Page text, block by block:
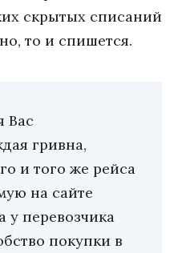
скрытых списаний
то и спишется.
Вас
гривна,
и того же рейса
на сайте
у перевозчика
покупки в